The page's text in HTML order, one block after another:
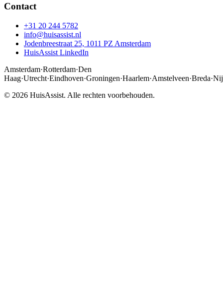
Contact
+31 20 244 5782
info@huisassist.nl
Jodenbreestraat 25, 1011 PZ Amsterdam
HuisAssist LinkedIn
Amsterdam·Rotterdam·Den
Haag·Utrecht·Eindhoven·Groningen·Haarlem·Amstelveen·Breda·
© 2026 HuisAssist. Alle rechten voorbehouden.